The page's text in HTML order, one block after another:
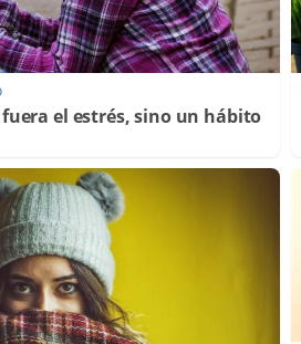
el estrés, sino un hábito